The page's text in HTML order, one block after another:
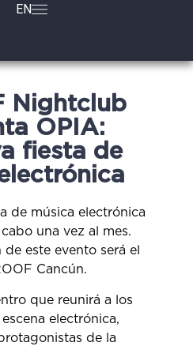
EN
Nightclub
OPIA:
fiesta de
de música electrónica
una vez al mes.
este evento será el
Cancún.
que reunirá a los
electrónica,
de la